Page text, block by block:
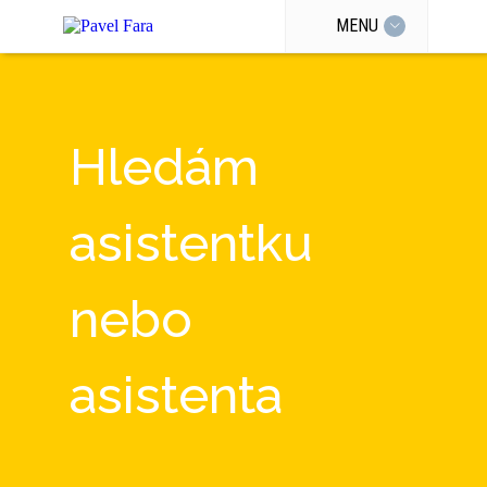
MENU
Hledám
asistentku
nebo
asistenta